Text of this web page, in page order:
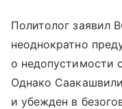
Политолог заявил
неоднократно
о недопустимости
Однако
и убежден в